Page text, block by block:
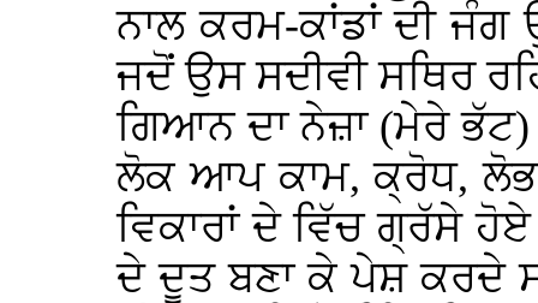
ਨਾਲ ਕਰਮ-ਕਾਂਡਾਂ ਦੀ
ਜਦੋਂ ਉਸ ਸਦੀਵੀ ਸਥਿਰ
ਗਿਆਨ ਦਾ ਨੇਜ਼ਾ (ਮੇਰੇ
ਲੋਕ ਆਪ ਕਾਮ, ਕ੍ਰੋਧ,
ਵਿਕਾਰਾਂ ਦੇ ਵਿੱਚ ਗ੍ਰੱਸੇ
ਦੇ ਦੂਤ ਬਣਾ ਕੇ ਪੇਸ਼ ਕਰਦੇ